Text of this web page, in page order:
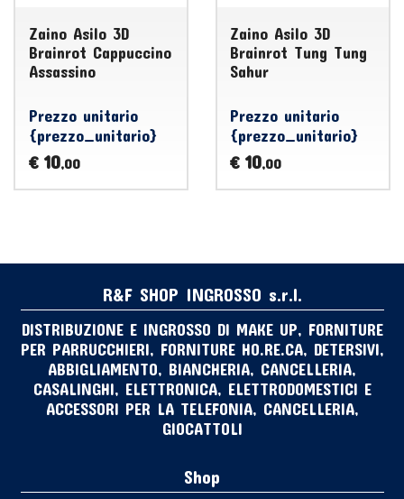
Zaino Asilo 3D
Brainrot Cappuccino
Assassino
Prezzo unitario
{prezzo_unitario}
€ 10,00
Zaino Asilo 3D
Brainrot Tung Tung
Sahur
Prezzo unitario
{prezzo_unitario}
€ 10,00
R&F SHOP INGROSSO s.r.l.
DISTRIBUZIONE E INGROSSO DI MAKE UP, FORNITURE
PER PARRUCCHIERI, FORNITURE HO.RE.CA, DETERSIVI,
ABBIGLIAMENTO, BIANCHERIA, CANCELLERIA,
CASALINGHI, ELETTRONICA, ELETTRODOMESTICI E
ACCESSORI PER LA TELEFONIA, CANCELLERIA,
GIOCATTOLI
Shop